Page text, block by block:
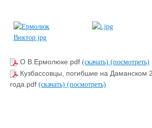
О В.Ермолюке.pdf (скачать) (посмотреть)
Кузбассовцы, погибшие на Даманском
года.pdf (скачать) (посмотреть)